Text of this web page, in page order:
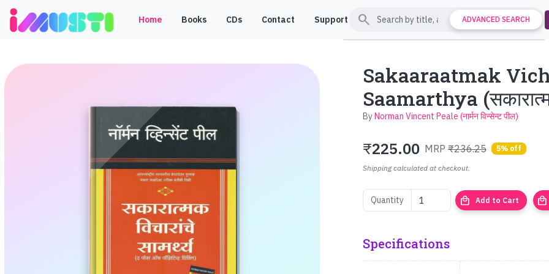
Home Books CDs Contact Support search ADVANCED SEARCH
Sakaaraatmak
Saamarthya
ByNorman Vincent Peale (नार्मन विन्सेन्ट पील)
₹225.00 MRP ₹236.25 5% off
Shipping calculated at checkout.
Quantity local_mall Add to Cart local_mall
Specifications